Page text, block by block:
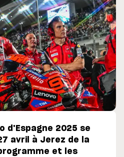
d'Espagne 2025 se
avril à Jerez de la
et les